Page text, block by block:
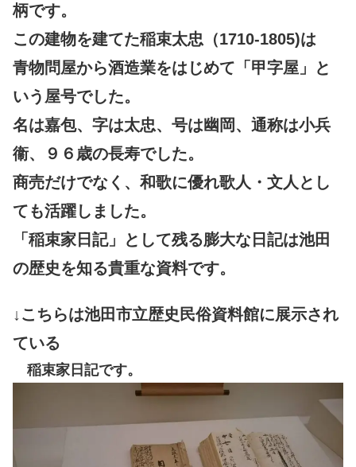
柄です。
この建物を建てた稲束太忠（1710-1805)は
青物問屋から酒造業をはじめて「甲字屋」と
いう屋号でした。
名は嘉包、字は太忠、号は幽岡、通称は小兵
衞、９６歳の長寿でした。
商売だけでなく、和歌に優れ歌人・文人とし
ても活躍しました。
「稲束家日記」として残る膨大な日記は池田
の歴史を知る貴重な資料です。
↓こちらは池田市立歴史民俗資料館に展示され
ている
稲束家日記です。